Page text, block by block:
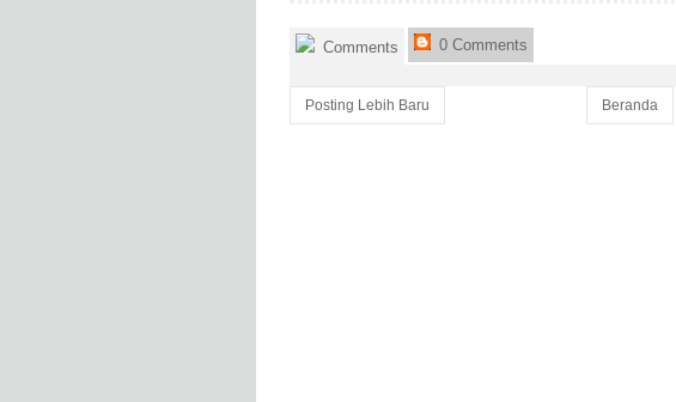
Comments 0 Comments
Posting Lebih Baru Beranda